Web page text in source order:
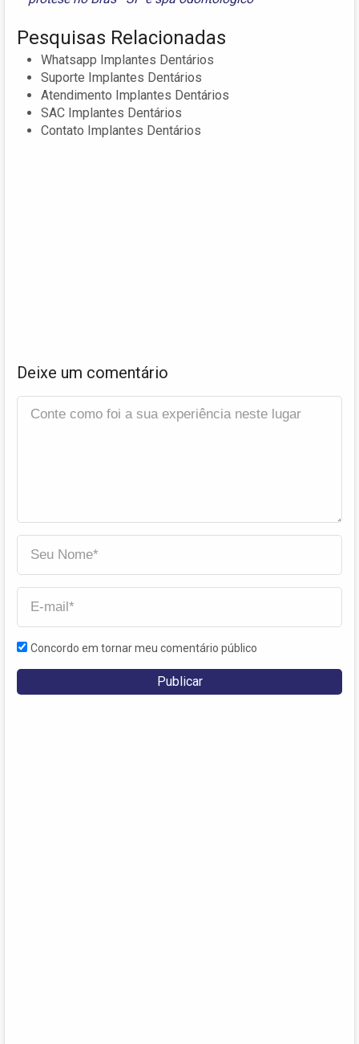
Pesquisas Relacionadas
Whatsapp Implantes Dentários
Suporte Implantes Dentários
Atendimento Implantes Dentários
SAC Implantes Dentários
Contato Implantes Dentários
Deixe um comentário
Concordo em tornar meu comentário público